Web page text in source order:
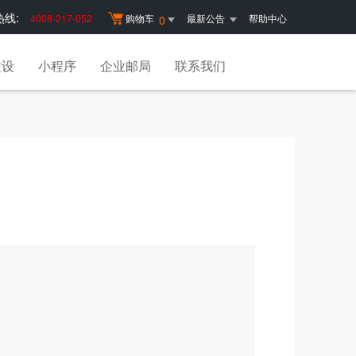
: 4008-217-052 购物车 0 最新公告 帮助中心
小程序 企业邮局 联系我们